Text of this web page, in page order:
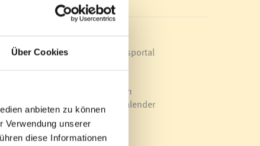
Über Cookies
anbieten zu können
Verwendung unserer
diese Informationen
Schnellzugriff
Veröffentlichungsportal
Bürgermeldungen
Veranstaltungskalender
Mediathek
News Archiv